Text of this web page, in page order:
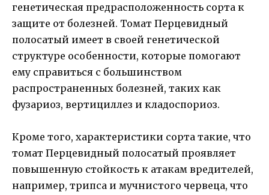
генетическая предрасположенность сорта к
защите от болезней. Томат Перцевидный
полосатый имеет в своей генетической
структуре особенности, которые помогают
ему справиться с большинством
распространенных болезней, таких как
фузариоз, вертициллез и кладоспориоз.
Кроме того, характеристики сорта такие, что
томат Перцевидный полосатый проявляет
повышенную стойкость к атакам вредителей,
например, трипса и мучнистого червеца, что